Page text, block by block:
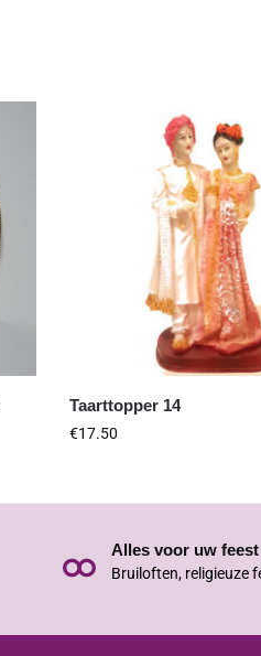
Taarttopper 14
€17.50
Alles voor uw feest
Bruiloften, religieuze